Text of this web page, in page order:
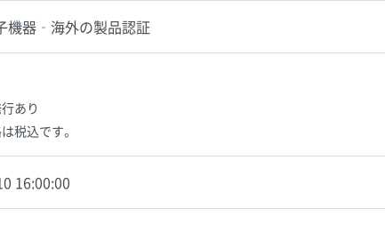
機器‐海外の製品認証
あり
税込です。
16:00:00